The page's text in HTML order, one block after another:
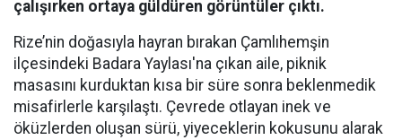
çalışırken ortaya güldüren görüntüler çıktı.
Rize’nin doğasıyla hayran bırakan Çamlıhemşin
ilçesindeki Badara Yaylası'na çıkan aile, piknik
masasını kurduktan kısa bir süre sonra beklenmedik
misafirlerle karşılaştı. Çevrede otlayan inek ve
öküzlerden oluşan sürü, yiyeceklerin kokusunu alarak